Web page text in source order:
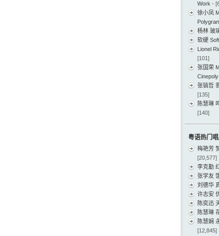
Work -
徐小凤
杨林 玻
软硬
Lionel
[101]
张国荣
Cinepoly
张镐哲
[135]
陈慧琳
[140]
粤语热门
梅艳芳
[20,577]
李克勤
张学友
刘德华
许志安
陈奕迅
陈慧琳
陈慧娴
[12,845]